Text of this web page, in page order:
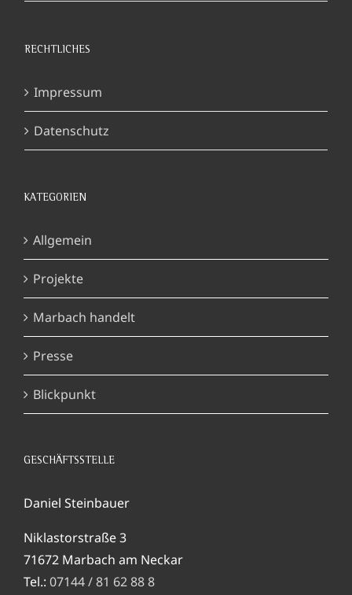
RECHTLICHES
Impressum
Datenschutz
KATEGORIEN
Allgemein
Projekte
Marbach handelt
Presse
Blickpunkt
GESCHÄFTSSTELLE
Daniel Steinbauer
Niklastorstraße 3
71672 Marbach am Neckar
Tel.: 07144 / 81 62 88 8